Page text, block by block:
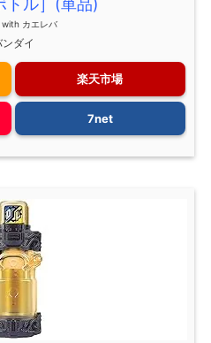
トル］(単品)
with カエレバ
ンダイ
楽天市場
7net